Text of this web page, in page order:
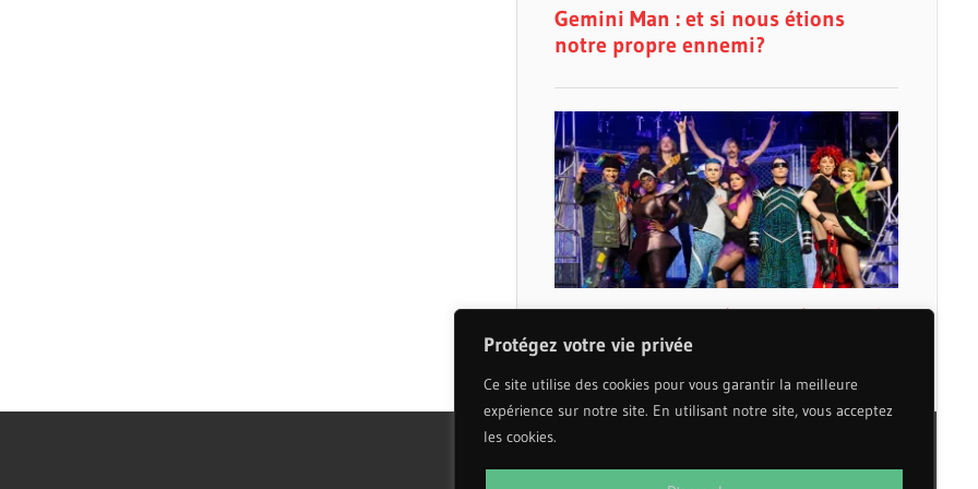
Protégez votre vie privée
Ce site utilise des cookies pour vous garantir la meilleure
expérience sur notre site. En utilisant notre site, vous acceptez
les cookies.